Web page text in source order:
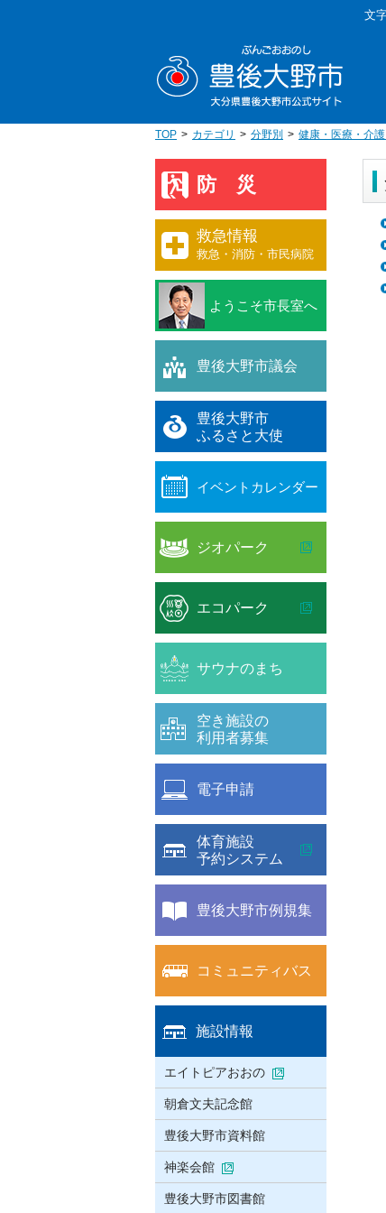
移
文
TOP カテゴリ 分野別 健康・医療・介
防災
救急情報
救急・消防・市民病院
ようこそ市長室へ
豊後大野市議会
豊後大野市
ふるさと大使
イベントカレンダー
ジオパーク
エコパーク
サウナのまち
空き施設の
利用者募集
電子申請
体育施設
予約システム
豊後大野市例規集
コミュニティバス
施設情報
エイトピアおおの
朝倉文夫記念館
豊後大野市資料館
神楽会館
豊後大野市図書館